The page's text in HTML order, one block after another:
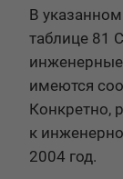
В
таблице 81
инженерные
имеются
Конкретно,
к
2004 год.